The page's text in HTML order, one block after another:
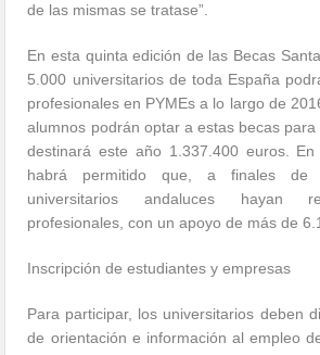
de las mismas se tratase”.
En esta quinta edición de las Becas
5.000 universitarios de toda España
profesionales en PYMEs a lo largo de
alumnos podrán optar a estas becas
destinará este año 1.337.400 euros.
habrá permitido que, a finales de
universitarios andaluces hayan
profesionales, con un apoyo de más de
Inscripción de estudiantes y empresas
Para participar, los universitarios deben
de orientación e información al empleo